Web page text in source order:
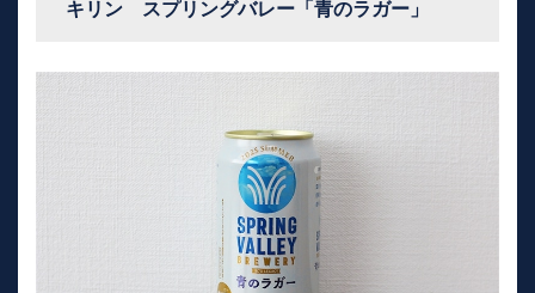
キリン スプリングバレー「青のラガー」